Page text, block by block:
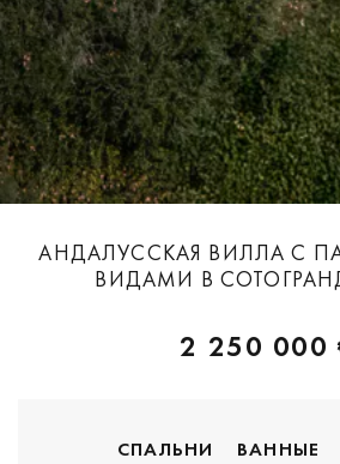
АНДАЛУССКАЯ ВИЛЛА С
ВИДАМИ В
2 250 000
СПАЛЬНИ
ВАННЫЕ